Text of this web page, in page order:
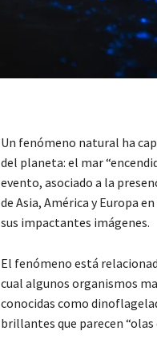
Un fenómeno natural ha
del planeta: el mar
evento, asociado a la
de Asia, América y Europa
sus impactantes imágenes.
El fenómeno está
cual algunos organismos
conocidas como
brillantes que parecen